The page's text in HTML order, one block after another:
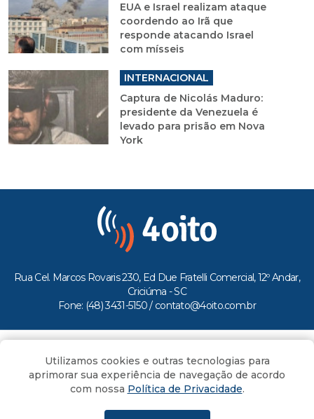
EUA e Israel realizam ataque
coordendo ao Irã que
responde atacando Israel
com mísseis
INTERNACIONAL
Captura de Nicolás Maduro:
presidente da Venezuela é
levado para prisão em Nova
York
Rua Cel. Marcos Rovaris 230, Ed Due Fratelli Comercial, 12º Andar,
Criciúma - SC
Fone: (48) 3431-5150 / contato@4oito.com.br
Todos os direitos reservados ao Portal 4oito
Utilizamos cookies e outras tecnologias para
aprimorar sua experiência de navegação de acordo
com nossa Política de Privacidade.